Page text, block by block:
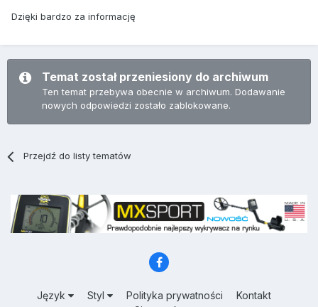
Dzięki bardzo za informację
Temat został przeniesiony do archiwum
Ten temat przebywa obecnie w archiwum. Dodawanie
nowych odpowiedzi zostało zablokowane.
Przejdź do listy tematów
Język Styl Polityka prywatności
Kontakt